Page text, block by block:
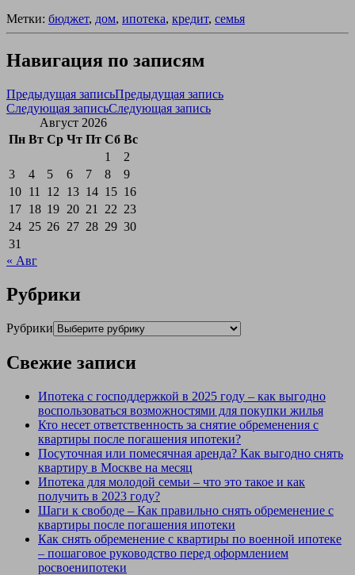
Метки: бюджет, дом, ипотека, кредит, семья
Навигация по записям
Предыдущая записьПредыдущая запись
Следующая записьСледующая запись
Август 2026
Пн Вт Ср Чт Пт Сб Вс
1
2
3
4 5 6 7 8
9
10 11 12 13 14 15 16
17 18 19 20 21 22 23
24 25 26 27 28 29 30
31
« Авг
Рубрики
Рубрики
Свежие записи
Ипотека с господдержкой в 2025 году – как выгодно
воспользоваться возможностями для покупки жилья
Кто несет ответственность за снятие обременения с
квартиры после погашения ипотеки?
Посуточная или помесячная аренда? Как выгодно снять
квартиру в Москве на месяц
Ипотека для молодой семьи – что это такое и как
получить в 2023 году?
Шаги к свободе – Как правильно снять обременение с
квартиры после погашения ипотеки
Как снять обременение с квартиры по военной ипотеке
– пошаговое руководство перед оформлением
росвоенипотеки